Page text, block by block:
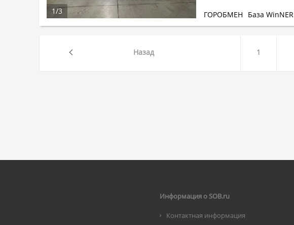
ГОРОБМЕН База WinNER
1/3
Назад 1
Информация о SOB.ru
Контактная информация